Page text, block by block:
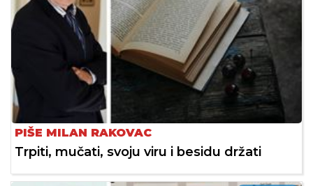
PIŠE MILAN RAKOVAC
Trpiti, mučati, svoju viru i besidu držati